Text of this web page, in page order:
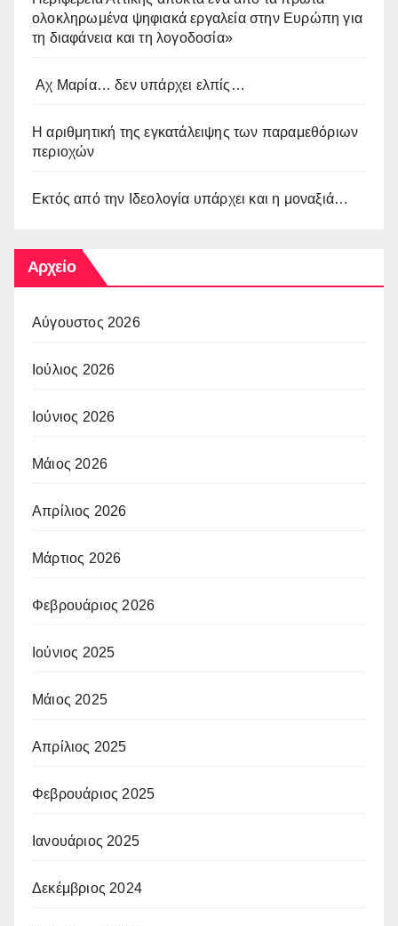
ολοκληρωμένα ψηφιακά εργαλεία στην Ευρώπη για
τη διαφάνεια και τη λογοδοσία»
Αχ Μαρία… δεν υπάρχει ελπίς…
Η αριθμητική της εγκατάλειψης των παραμεθόριων
περιοχών
Εκτός από την Ιδεολογία υπάρχει και η μοναξιά…
Αρχείο
Αύγουστος 2026
Ιούλιος 2026
Ιούνιος 2026
Μάιος 2026
Απρίλιος 2026
Μάρτιος 2026
Φεβρουάριος 2026
Ιούνιος 2025
Μάιος 2025
Απρίλιος 2025
Φεβρουάριος 2025
Ιανουάριος 2025
Δεκέμβριος 2024